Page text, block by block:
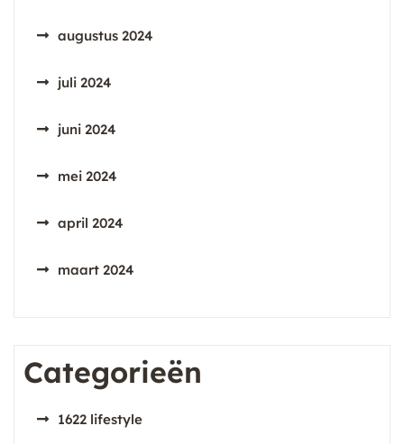
augustus 2024
juli 2024
juni 2024
mei 2024
april 2024
maart 2024
Categorieën
1622 lifestyle